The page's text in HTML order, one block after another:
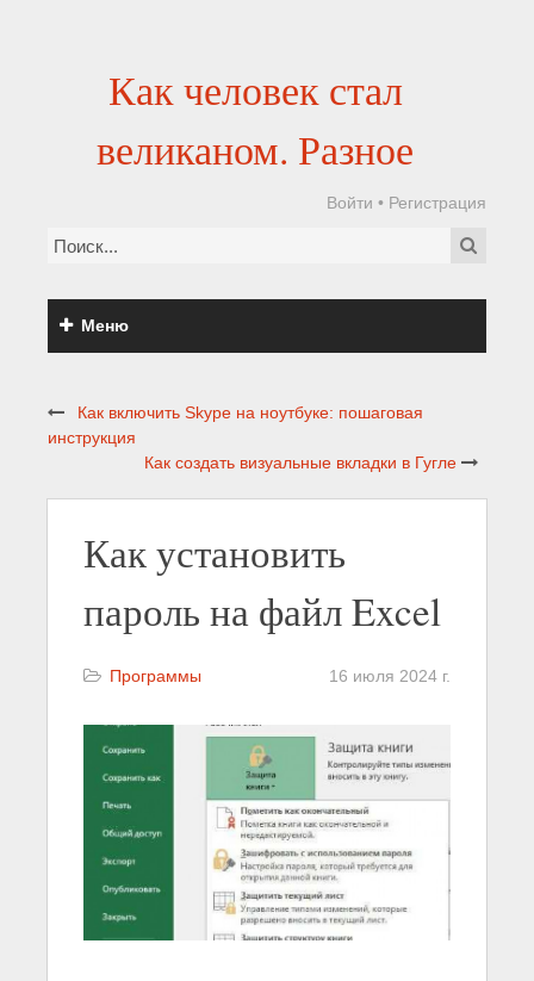
Как человек стал
великаном. Разное
Войти • Регистрация
Меню
Как включить Skype на ноутбуке: пошаговая
инструкция
Как создать визуальные вкладки в Гугле
Как установить
пароль на файл Excel
Программы 16 июля 2024 г.